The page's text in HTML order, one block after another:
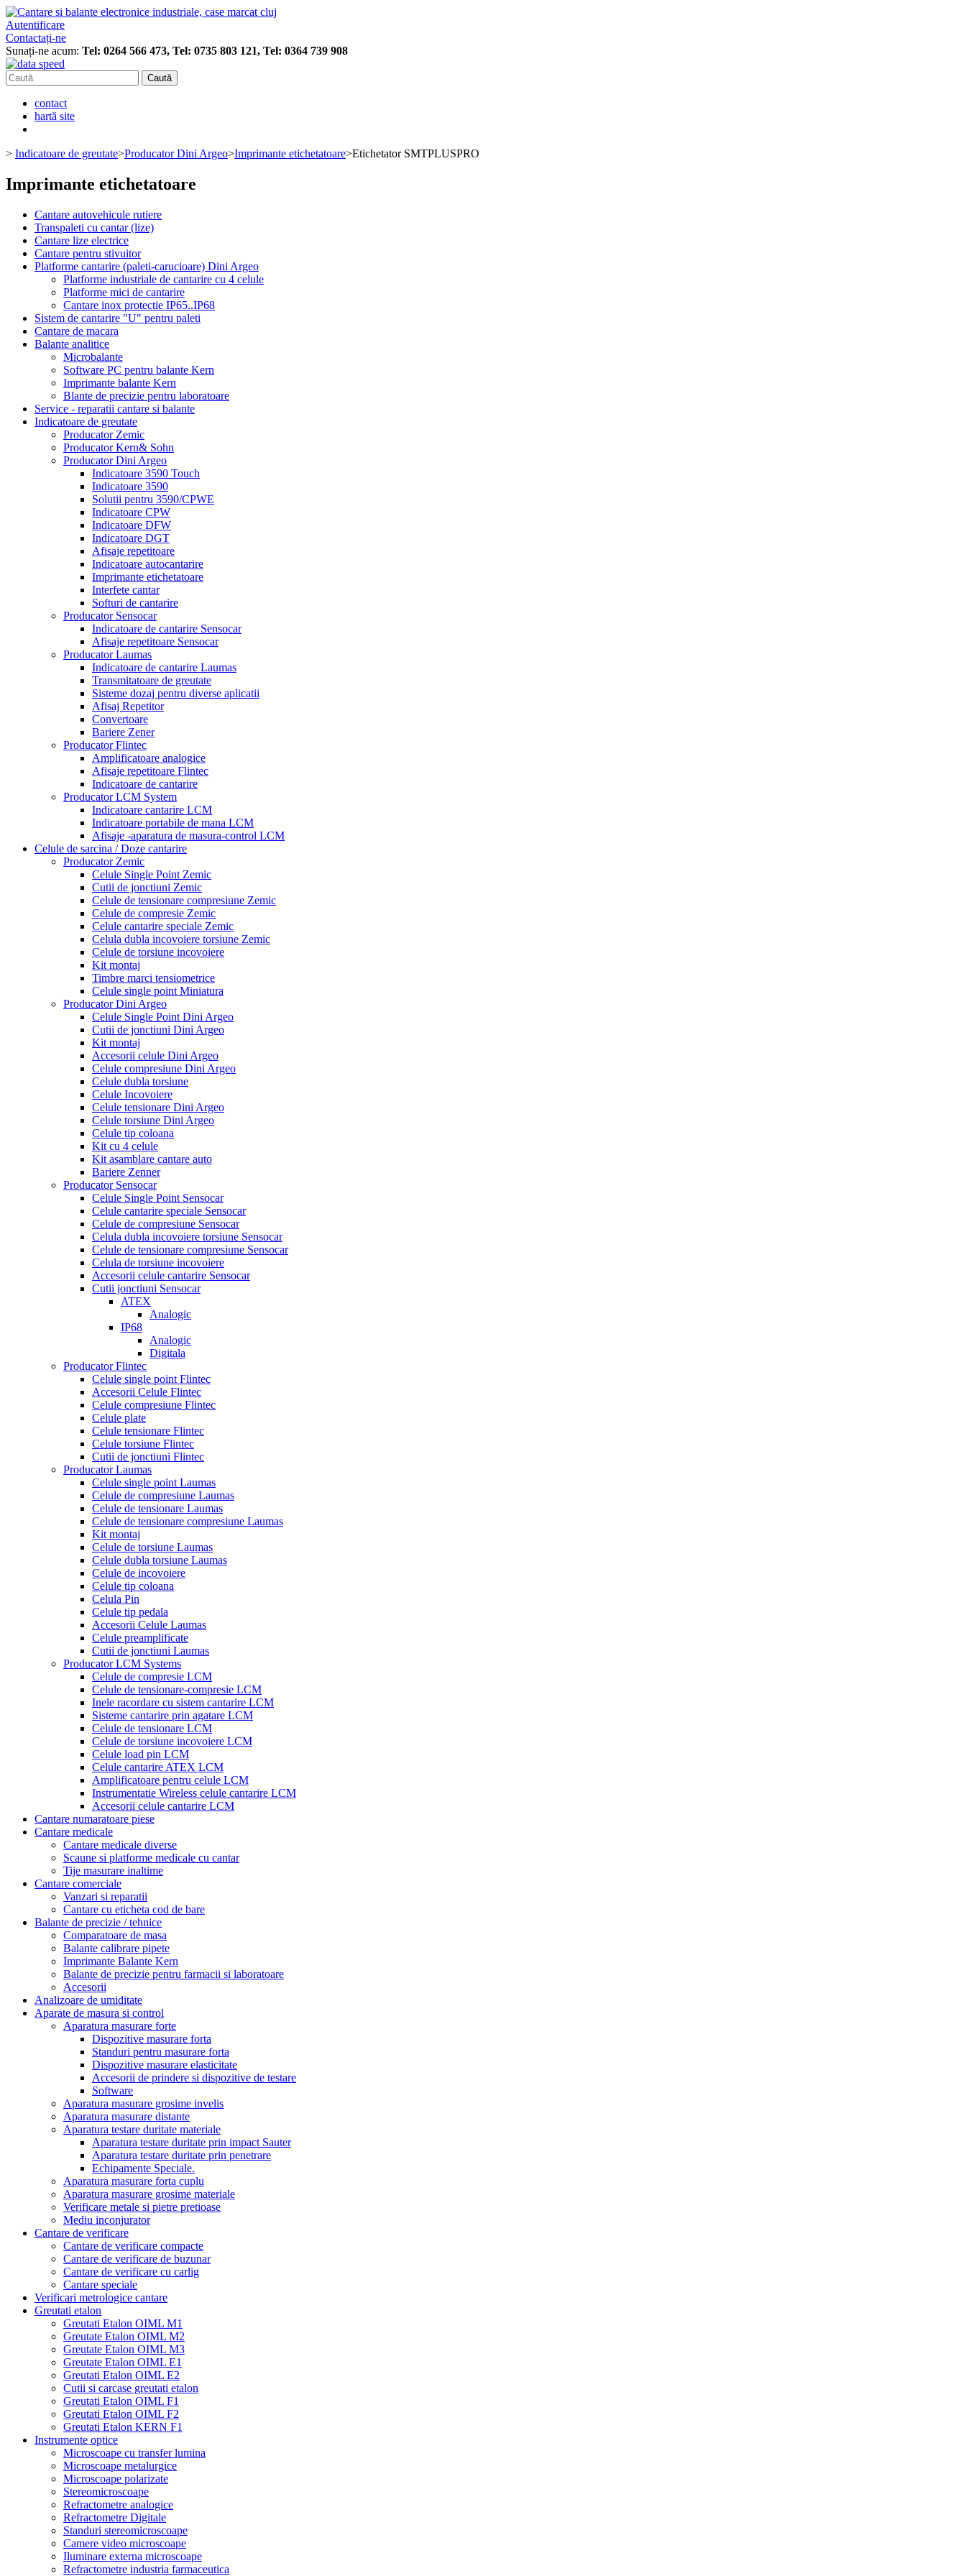
Autentificare
Contactați-ne
Sunați-ne acum: Tel: 0264 566 473, Tel: 0735 803 121, Tel: 0364 739 908
Caută
contact
hartă site
> Indicatoare de greutate>Producator Dini Argeo>Imprimante etichetatoare>Etichetator SMTPLUSPRO
Imprimante etichetatoare
Cantare autovehicule rutiere
Transpaleti cu cantar (lize)
Cantare lize electrice
Cantare pentru stivuitor
Platforme cantarire (paleti-carucioare) Dini Argeo
Platforme industriale de cantarire cu 4 celule
Platforme mici de cantarire
Cantare inox protectie IP65..IP68
Sistem de cantarire "U" pentru paleti
Cantare de macara
Balante analitice
Microbalante
Software PC pentru balante Kern
Imprimante balante Kern
Blante de precizie pentru laboratoare
Service - reparatii cantare si balante
Indicatoare de greutate
Producator Zemic
Producator Kern& Sohn
Producator Dini Argeo
Indicatoare 3590 Touch
Indicatoare 3590
Solutii pentru 3590/CPWE
Indicatoare CPW
Indicatoare DFW
Indicatoare DGT
Afisaje repetitoare
Indicatoare autocantarire
Imprimante etichetatoare
Interfete cantar
Softuri de cantarire
Producator Sensocar
Indicatoare de cantarire Sensocar
Afisaje repetitoare Sensocar
Producator Laumas
Indicatoare de cantarire Laumas
Transmitatoare de greutate
Sisteme dozaj pentru diverse aplicatii
Afisaj Repetitor
Convertoare
Bariere Zener
Producator Flintec
Amplificatoare analogice
Afisaje repetitoare Flintec
Indicatoare de cantarire
Producator LCM System
Indicatoare cantarire LCM
Indicatoare portabile de mana LCM
Afisaje -aparatura de masura-control LCM
Celule de sarcina / Doze cantarire
Producator Zemic
Celule Single Point Zemic
Cutii de jonctiuni Zemic
Celule de tensionare compresiune Zemic
Celule de compresie Zemic
Celule cantarire speciale Zemic
Celula dubla incovoiere torsiune Zemic
Celule de torsiune incovoiere
Kit montaj
Timbre marci tensiometrice
Celule single point Miniatura
Producator Dini Argeo
Celule Single Point Dini Argeo
Cutii de jonctiuni Dini Argeo
Kit montaj
Accesorii celule Dini Argeo
Celule compresiune Dini Argeo
Celule dubla torsiune
Celule Incovoiere
Celule tensionare Dini Argeo
Celule torsiune Dini Argeo
Celule tip coloana
Kit cu 4 celule
Kit asamblare cantare auto
Bariere Zenner
Producator Sensocar
Celule Single Point Sensocar
Celule cantarire speciale Sensocar
Celule de compresiune Sensocar
Celula dubla incovoiere torsiune Sensocar
Celule de tensionare compresiune Sensocar
Celula de torsiune incovoiere
Accesorii celule cantarire Sensocar
Cutii jonctiuni Sensocar
ATEX
Analogic
IP68
Analogic
Digitala
Producator Flintec
Celule single point Flintec
Accesorii Celule Flintec
Celule compresiune Flintec
Celule plate
Celule tensionare Flintec
Celule torsiune Flintec
Cutii de jonctiuni Flintec
Producator Laumas
Celule single point Laumas
Celule de compresiune Laumas
Celule de tensionare Laumas
Celule de tensionare compresiune Laumas
Kit montaj
Celule de torsiune Laumas
Celule dubla torsiune Laumas
Celule de incovoiere
Celule tip coloana
Celula Pin
Celule tip pedala
Accesorii Celule Laumas
Celule preamplificate
Cutii de jonctiuni Laumas
Producator LCM Systems
Celule de compresie LCM
Celule de tensionare-compresie LCM
Inele racordare cu sistem cantarire LCM
Sisteme cantarire prin agatare LCM
Celule de tensionare LCM
Celule de torsiune incovoiere LCM
Celule load pin LCM
Celule cantarire ATEX LCM
Amplificatoare pentru celule LCM
Instrumentatie Wireless celule cantarire LCM
Accesorii celule cantarire LCM
Cantare numaratoare piese
Cantare medicale
Cantare medicale diverse
Scaune si platforme medicale cu cantar
Tije masurare inaltime
Cantare comerciale
Vanzari si reparatii
Cantare cu eticheta cod de bare
Balante de precizie / tehnice
Comparatoare de masa
Balante calibrare pipete
Imprimante Balante Kern
Balante de precizie pentru farmacii si laboratoare
Accesorii
Analizoare de umiditate
Aparate de masura si control
Aparatura masurare forte
Dispozitive masurare forta
Standuri pentru masurare forta
Dispozitive masurare elasticitate
Accesorii de prindere si dispozitive de testare
Software
Aparatura masurare grosime invelis
Aparatura masurare distante
Aparatura testare duritate materiale
Aparatura testare duritate prin impact Sauter
Aparatura testare duritate prin penetrare
Echipamente Speciale.
Aparatura masurare forta cuplu
Aparatura masurare grosime materiale
Verificare metale si pietre pretioase
Mediu inconjurator
Cantare de verificare
Cantare de verificare compacte
Cantare de verificare de buzunar
Cantare de verificare cu carlig
Cantare speciale
Verificari metrologice cantare
Greutati etalon
Greutati Etalon OIML M1
Greutate Etalon OIML M2
Greutate Etalon OIML M3
Greutate Etalon OIML E1
Greutati Etalon OIML E2
Cutii si carcase greutati etalon
Greutati Etalon OIML F1
Greutati Etalon OIML F2
Greutati Etalon KERN F1
Instrumente optice
Microscoape cu transfer lumina
Microscoape metalurgice
Microscoape polarizate
Stereomicroscoape
Refractometre analogice
Refractometre Digitale
Standuri stereomicroscoape
Camere video microscoape
Iluminare externa microscoape
Refractometre industria farmaceutica